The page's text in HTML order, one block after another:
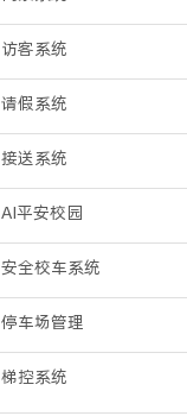
访客系统
请假系统
接送系统
AI平安校园
安全校车系统
停车场管理
梯控系统